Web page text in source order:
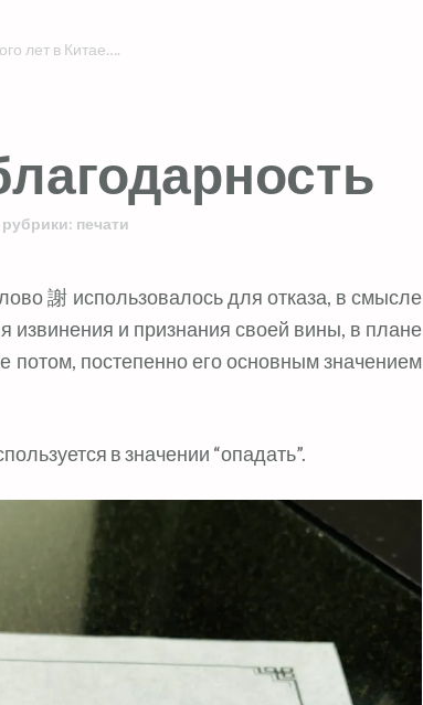
лет в Китае….
рубрики: печати
извинения и признания своей вины, в плане
потом, постепенно его основным значением
в значении “опадать”.